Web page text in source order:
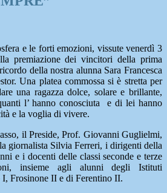
e le forti emozioni, vissute venerdì 3
premiazione dei vincitori della prima
della nostra alunna Sara Francesca
Una platea commossa si è stretta per
una ragazza dolce, solare e brillante,
l’ hanno conosciuta e di lei hanno
e la voglia di vivere.
il Preside, Prof. Giovanni Guglielmi,
giornalista Silvia Ferreri, i dirigenti della
e i docenti delle classi seconde e terze
insieme agli alunni degli Istituti
Frosinone II e di Ferentino II.